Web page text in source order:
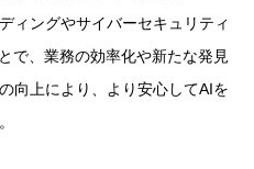
ィングやサイバーセキュリティ
で、業務の効率化や新たな発見
向上により、より安心してAIを